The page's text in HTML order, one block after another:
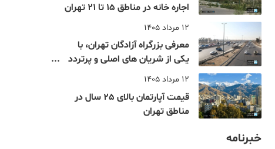
اجاره خانه در مناطق 15 تا 21 تهران
12 مرداد 1405
معرفی بزرگراه آزادگان تهران، با
یکی از شریان های اصلی و پرتردد
جنوب پایتخت آشنا شوید
12 مرداد 1405
قیمت آپارتمان بالای 25 سال در
مناطق تهران
خبرنامه